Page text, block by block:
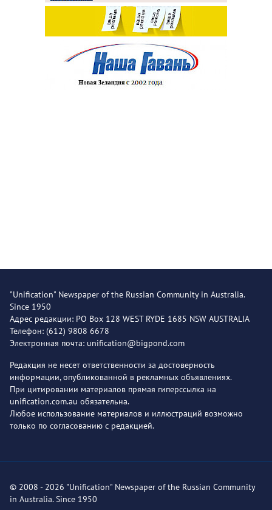
"Unification" Newspaper of the Russian Community in Australia.
Since 1950
Адрес редакции: PO Box 128 WEST RYDE 1685 NSW AUSTRALIA
Телефон: (612) 9808 6678
Электронная почта: unification@bigpond.com
Редакция не несет ответственности за достоверность
информации, опубликованной в рекламных объявлениях.
При цитировании материалов прямая гиперссылка на
unification.com.au обязательна.
Любое использование материалов и иллюстраций возможно
только по согласованию с редакцией.
© 2008 - 2026 "Unification" Newspaper of the Russian Community
in Australia. Since 1950